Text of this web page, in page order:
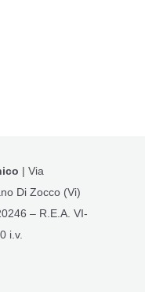
| Via
Di Zocco (Vi)
– R.E.A. VI-
i.v.